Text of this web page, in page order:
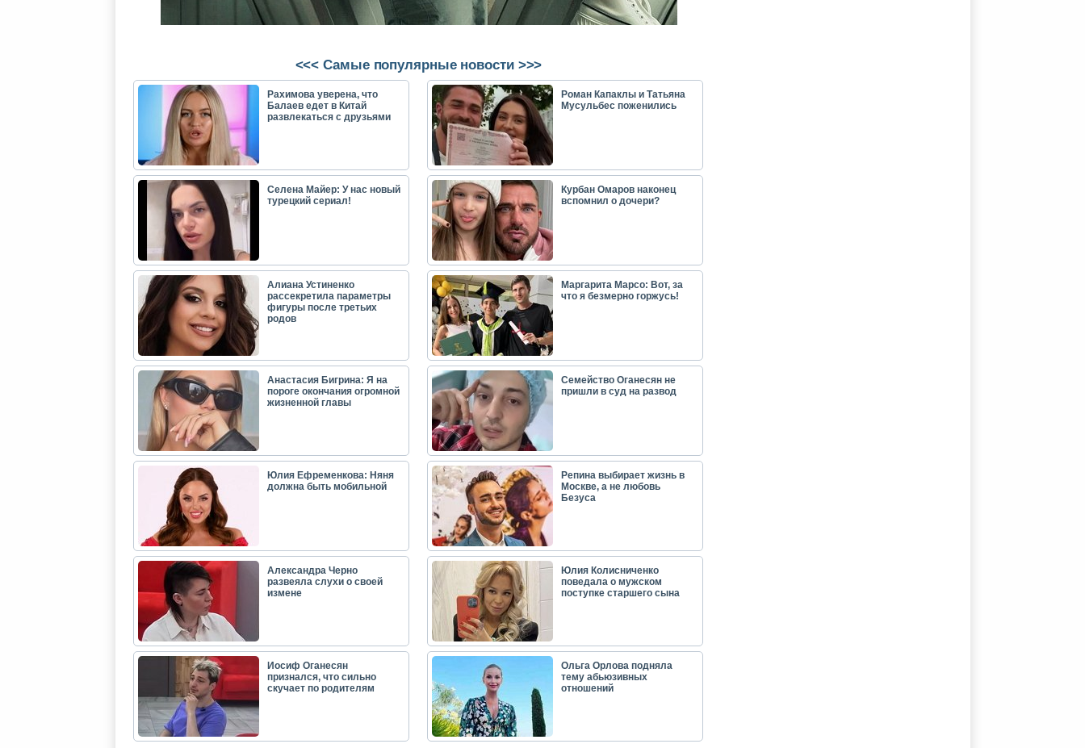
<<< Самые популярные новости >>>
Рахимова уверена, что
Балаев едет в Китай
развлекаться с друзьями
Роман Капаклы и Татьяна
Мусульбес поженились
Селена Майер: У нас новый
турецкий сериал!
Курбан Омаров наконец
вспомнил о дочери?
Алиана Устиненко
рассекретила параметры
фигуры после третьих
родов
Маргарита Марсо: Вот, за
что я безмерно горжусь!
Анастасия Бигрина: Я на
пороге окончания огромной
жизненной главы
Семейство Оганесян не
пришли в суд на развод
Юлия Ефременкова: Няня
должна быть мобильной
Репина выбирает жизнь в
Москве, а не любовь
Безуса
Александра Черно
развеяла слухи о своей
измене
Юлия Колисниченко
поведала о мужском
поступке старшего сына
Иосиф Оганесян
признался, что сильно
скучает по родителям
Ольга Орлова подняла
тему абьюзивных
отношений